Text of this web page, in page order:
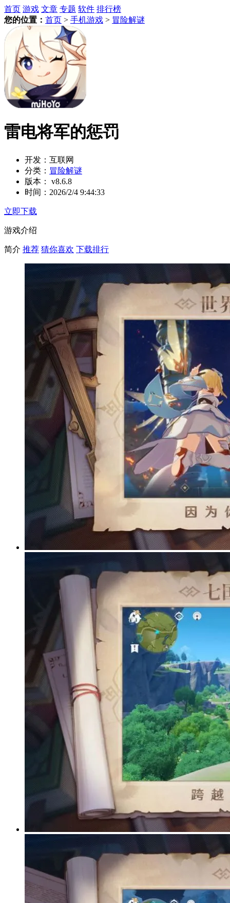
首页 游戏 文章 专题 软件 排行榜
您的位置： 首页 > 手机游戏 > 冒险解谜
雷电将军的惩罚
开发： 互联网
分类： 冒险解谜
版本：
v8.6.8
时间： 2026/2/4 9:44:33
立即下载
游戏介绍
简介 推荐 猜你喜欢 下载排行